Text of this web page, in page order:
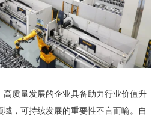
质量发展的企业具备助力行业价值升
，可持续发展的重要性不言而喻。自